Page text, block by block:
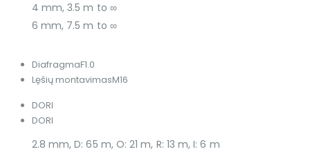
4 mm, 3.5 m to ∞
6 mm, 7.5 m to ∞
DiafragmaF1.0
Lęšių montavimasM16
DORI
DORI
2.8 mm, D: 65 m, O: 21 m, R: 13 m, I: 6 m